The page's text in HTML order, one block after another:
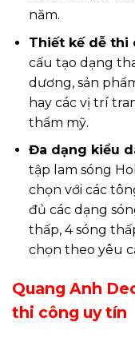
năm.
Thiết kế dễ thi
cấu tạo dạng
dương, sản
hay các vị trí
thẩm mỹ.
Đa dạng kiểu
tập lam sóng
chọn với các
đủ các dạng
thấp, 4 sóng
chọn theo yêu
Quang Anh
thi công uy tín